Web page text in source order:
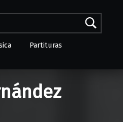
Partituras